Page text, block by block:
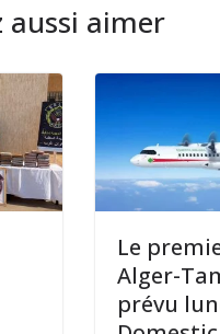
aussi aimer
Le
Alger-
prévu